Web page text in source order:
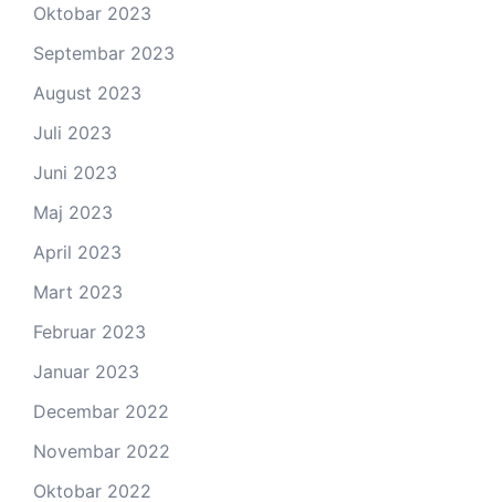
Oktobar 2023
Septembar 2023
August 2023
Juli 2023
Juni 2023
Maj 2023
April 2023
Mart 2023
Februar 2023
Januar 2023
Decembar 2022
Novembar 2022
Oktobar 2022